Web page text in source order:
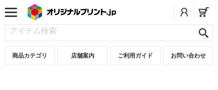
商品カテゴリ 店舗案内 ご利用ガイド お問い合わせ